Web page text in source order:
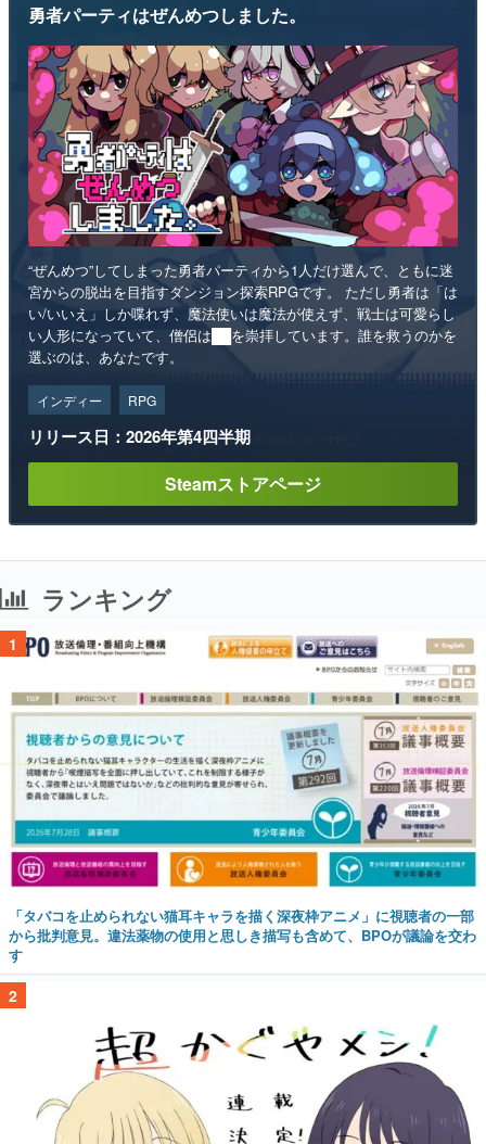
勇者パーティはぜんめつしました。
“ぜんめつ”してしまった勇者パーティから1人だけ選んで、ともに迷
宮からの脱出を目指すダンジョン探索RPGです。 ただし勇者は「は
い/いいえ」しか喋れず、魔法使いは魔法が使えず、戦士は可愛らし
い人形になっていて、僧侶は██を崇拝しています。誰を救うのかを
選ぶのは、あなたです。
インディー RPG
リリース日：2026年第4四半期
Steamストアページ
ランキング
1
「タバコを止められない猫耳キャラを描く深夜枠アニメ」に視聴者の一部
から批判意見。違法薬物の使用と思しき描写も含めて、BPOが議論を交わ
す
2